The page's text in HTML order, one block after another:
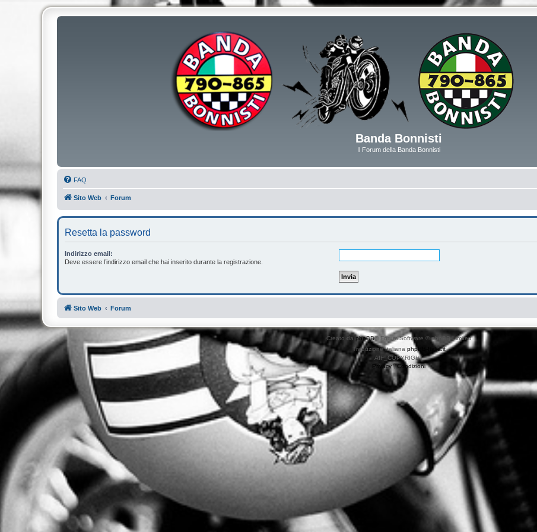
Banda Bonnisti
Il Forum della Banda Bonnisti
FAQ
Sito Web Forum
Resetta la password
Indirizzo email:
Deve essere l’indirizzo email che hai inserito durante la registrazione.
Sito Web Forum
Creato da phpBB® Forum Software © phpBB Limited
Traduzione Italiana phpBB-Italia.it
AIF_COPYRIGHT
Privacy|Condizioni